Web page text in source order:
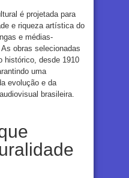
é projetada para
e riqueza artística do
e médias-
obras selecionadas
histórico, desde 1910
uma
evolução e da
brasileira.